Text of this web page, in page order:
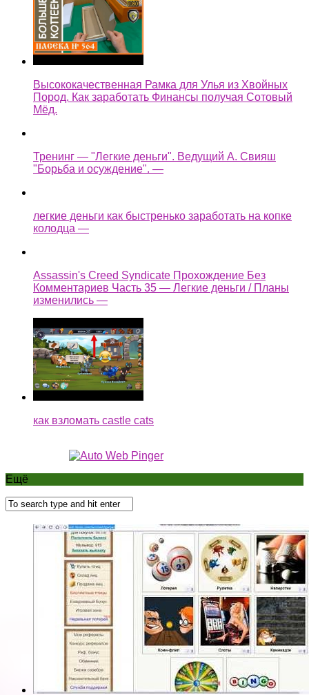
Высококачественная Рамка для Улья из Хвойных
Пород. Как заработать Финансы получая Сотовый
Мёд.
Тренинг — "Легкие деньги". Ведущий А. Свияш
"Борьба и осуждение". —
легкие деньги как быстренько заработать на копке
колодца —
Assassin's Creed Syndicate Прохождение Без
Комментариев Часть 35 — Легкие деньги / Планы
изменились —
как взломать castle cats
Ещё